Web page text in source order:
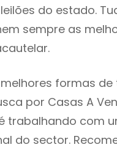
do estado.
sempre as
formas de
por Casas A
trabalhando com
do sector.